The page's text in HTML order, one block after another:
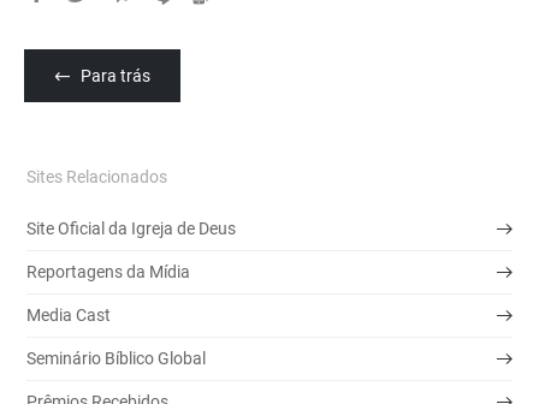
카
톡
기
Para trás
Sites Relacionados
Site Oficial da Igreja de Deus
Reportagens da Mídia
Media Cast
Seminário Bíblico Global